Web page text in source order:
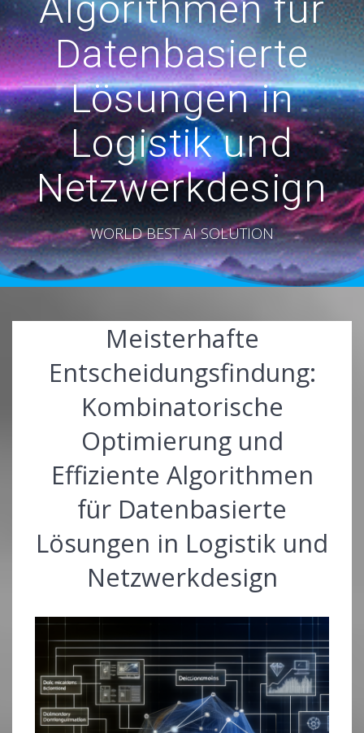
Datenbasierte
Lösungen in
Logistik und
Netzwerkdesign
WORLD BEST AI SOLUTION
Meisterhafte
Entscheidungsfindung:
Kombinatorische
Optimierung und
Effiziente Algorithmen
für Datenbasierte
Lösungen in Logistik und
Netzwerkdesign